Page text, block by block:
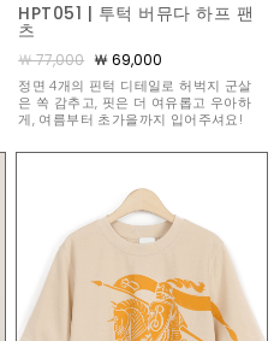
HPT051 | 투턱 버뮤다 하프 팬
츠
￦ 77,000 ￦ 69,000
정면 4개의 핀턱 디테일로 허벅지 군살
은 쏙 감추고, 핏은 더 여유롭고 우아하
게, 여름부터 초가을까지 입어주셔요!